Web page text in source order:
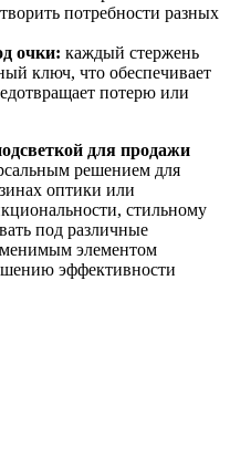
потребности разных
очки: каждый стержень
ключ, что обеспечивает
потерю или
для продажи
решением для
оптики или
стильному
под различные
элементом
эффективности